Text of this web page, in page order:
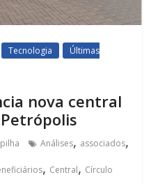
Tecnologia Últimas
nova central
Análises, associados,
, Central, Círculo